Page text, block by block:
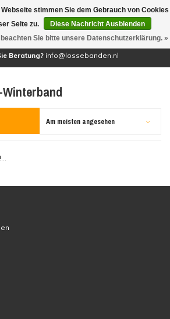
(0)
Beratung? info@lossebanden.nl
Winterband
Am meisten angesehen
stimmen Sie dem Gebrauch von Cookies
Seite zu.
Diese Nachricht Ausblenden
Sie bitte unsere Datenschutzerklärung. »